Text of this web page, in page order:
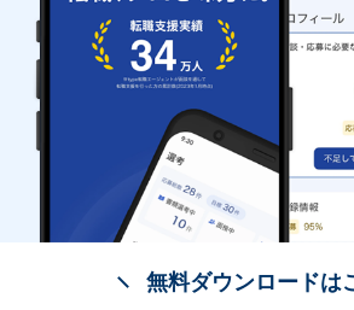
無料ダウンロードは